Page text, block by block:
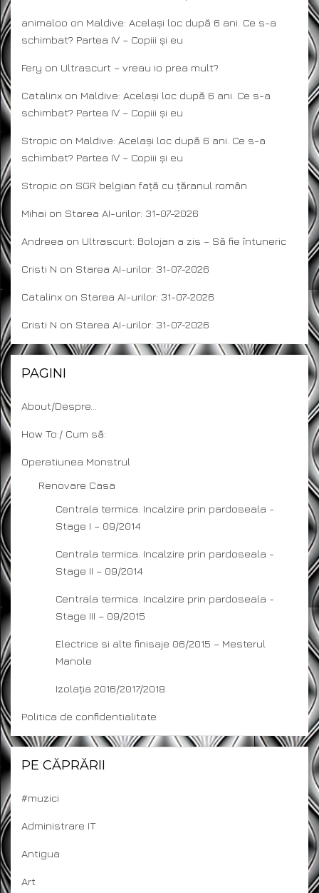
animaloo on Maldive: Același loc după 6 ani. Ce s-a
schimbat? Partea IV – Copiii și eu
Fery on Ultrascurt – vreau io prea mult?
Catalinx on Maldive: Același loc după 6 ani. Ce s-a
schimbat? Partea IV – Copiii și eu
Stropic on Maldive: Același loc după 6 ani. Ce s-a
schimbat? Partea IV – Copiii și eu
Stropic on SGR belgian față cu țăranul român
Mihai on Starea AI-urilor: 31-07-2026
Andreea on Ultrascurt: Bolojan a zis – Să fie întuneric
Cristi N on Starea AI-urilor: 31-07-2026
Catalinx on Starea AI-urilor: 31-07-2026
Cristi N on Starea AI-urilor: 31-07-2026
PAGINI
About/Despre…
How To:/ Cum să:
Operatiunea Monstrul
Renovare Casa
Centrala termica. Incalzire prin pardoseala -
Stage I – 09/2014
Centrala termica. Incalzire prin pardoseala -
Stage II – 09/2014
Centrala termica. Incalzire prin pardoseala -
Stage III – 09/2015
Electrice si alte finisaje 06/2015 – Mesterul
Manole
Izolația 2016/2017/2018
Politica de confidentialitate
PE CĂPRĂRII
#muzici
Administrare IT
Antigua
Art